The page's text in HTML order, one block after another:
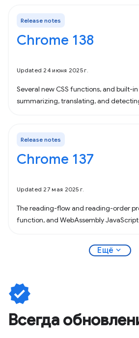
Release notes
Chrome 138
Updated 24 июня 2025 г.
Several new CSS functions, and built-in
summarizing, translating, and
Release notes
Chrome 137
Updated 27 мая 2025 г.
The reading-flow and reading-order
function, and WebAssembly
Ещё expand_more
verified
Всегда